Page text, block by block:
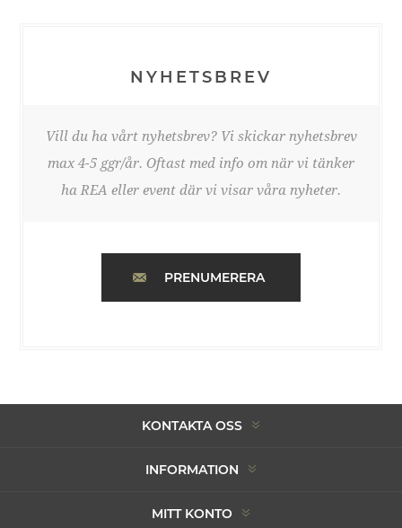
NYHETSBREV
Vill du ha vårt nyhetsbrev? Vi skickar nyhetsbrev
max 4-5 ggr/år. Oftast med info om när vi tänker
ha REA eller event där vi visar våra nyheter.
PRENUMERERA
KONTAKTA OSS
INFORMATION
MITT KONTO